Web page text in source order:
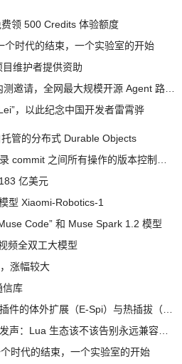
领 500 Credits 体验额度
时代的结束，一个实验室的开始
维护者提供资助
，以此纪念中国开发者雷霄骅
管的分布式 Durable Objects
亿美元
型 Xiaomi-Robotics-1
Code” 和 Muse Spark 1.2 模型
频全双工大模型
涨幅较大
信库
时代的结束，一个实验室的开始